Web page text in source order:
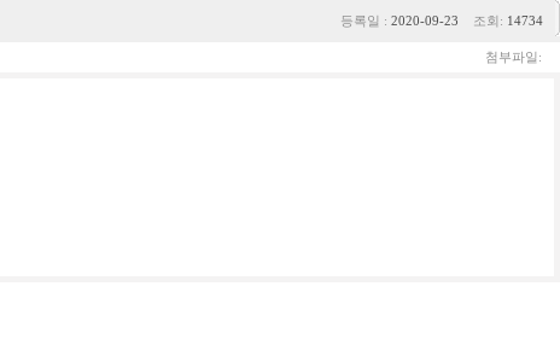
등록일 : 2020-09-23 조회: 14734
첨부파일: